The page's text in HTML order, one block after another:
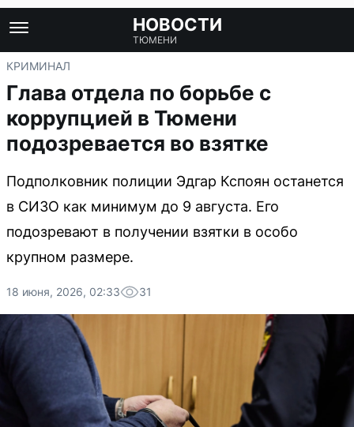
НОВОСТИ
ТЮМЕНИ
КРИМИНАЛ
Глава отдела по борьбе с
коррупцией в Тюмени
подозревается во взятке
Подполковник полиции Эдгар Кспоян останется
в СИЗО как минимум до 9 августа. Его
подозревают в получении взятки в особо
крупном размере.
18 июня, 2026, 02:33 31